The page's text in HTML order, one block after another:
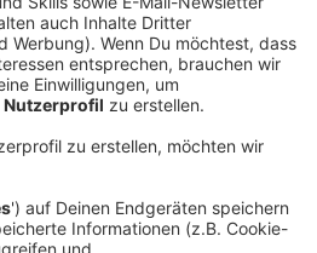
02.08.2020 12:05
Freitagabend eine
52-jähriger aus Dorsten
Mittelstraße/Bösenberg ein